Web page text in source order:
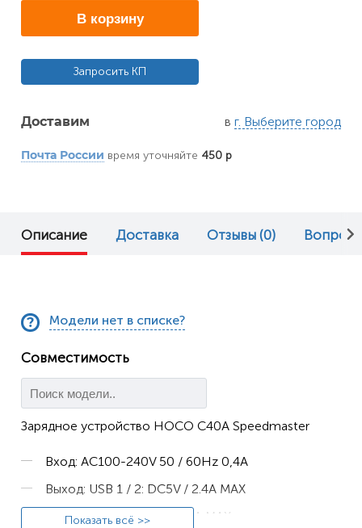
В корзину
Запросить КП
Доставим в г. Выберите город
Почта России время уточняйте 450 р
Описание Доставка Отзывы (0) Вопрос
Модели нет в списке?
Совместимость
Зарядное устройство HOCO C40A Speedmaster
Вход: AC100-240V 50 / 60Hz 0,4A
Выход: USB 1 / 2: DC5V / 2.4A MAX
Общий выход: DC5V / 2.4A MAX
Показать всё >>